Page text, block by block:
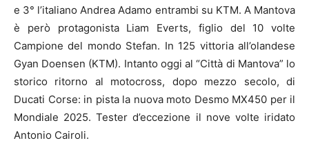
e 3° l’italiano Andrea Adamo entrambi su KTM. A Mantova
è però protagonista Liam Everts, figlio del 10 volte
Campione del mondo Stefan. In 125 vittoria all’olandese
Gyan Doensen (KTM). Intanto oggi al “Città di Mantova” lo
storico ritorno al motocross, dopo mezzo secolo, di
Ducati Corse: in pista la nuova moto Desmo MX450 per il
Mondiale 2025. Tester d’eccezione il nove volte iridato
Antonio Cairoli.